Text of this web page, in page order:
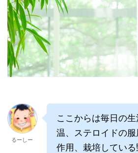
るーしー
ここからは毎日の
温、ステロイドの
作用、栽培してい